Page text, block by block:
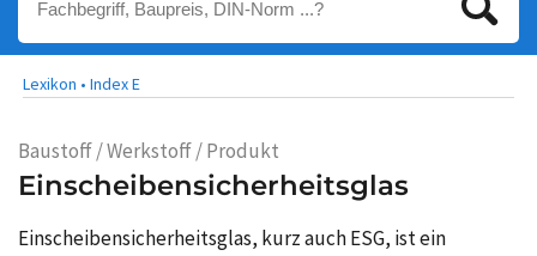
Lexikon • Index E
Baustoff / Werkstoff / Produkt
Einscheibensicherheitsglas
Einscheibensicherheitsglas, kurz auch ESG, ist ein